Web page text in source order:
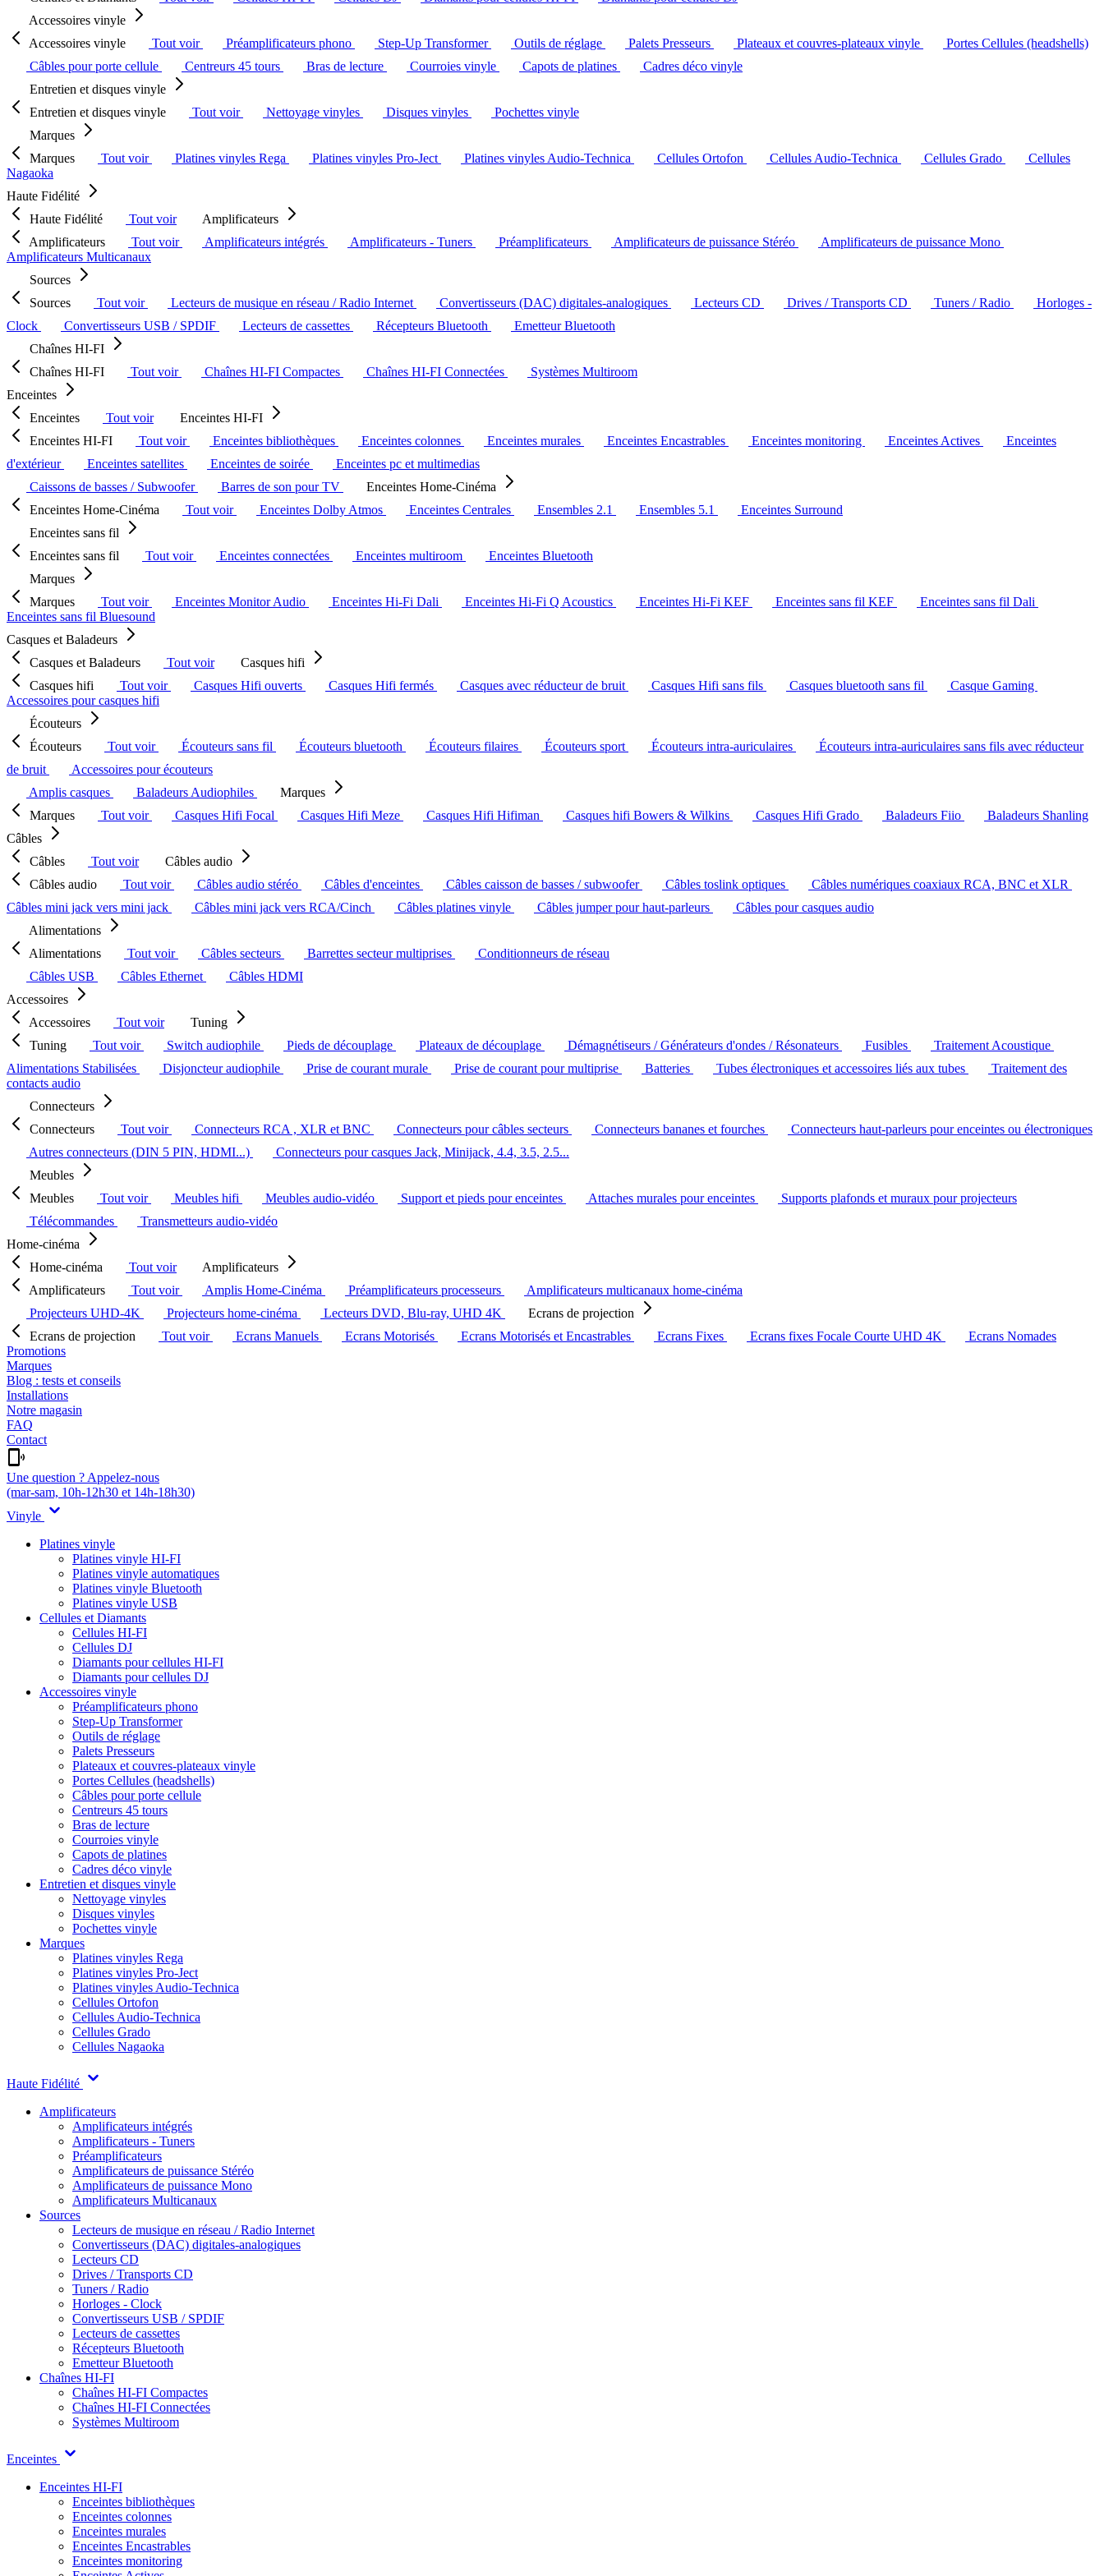
Accessoires vinyle
Accessoires vinyle
Tout voir Préamplificateurs phono Step-Up Transformer Outils de réglage Palets Presseurs Plateaux et couvres-plateaux vinyle
Portes Cellules (headshells)
Câbles pour porte cellule
Centreurs 45 tours Bras de lecture Courroies vinyle Capots de platines
Cadres déco vinyle
Entretien et disques vinyle
Entretien et disques vinyle
Tout voir Nettoyage vinyles Disques vinyles
Pochettes vinyle
Marques
Marques
Tout voir Platines vinyles Rega Platines vinyles Pro-Ject Platines vinyles Audio-Technica Cellules Ortofon Cellules Audio-Technica Cellules Grado
Cellules
Nagaoka
Haute Fidélité
Haute Fidélité
Tout voir
Amplificateurs
Amplificateurs
Tout voir Amplificateurs intégrés Amplificateurs - Tuners Préamplificateurs Amplificateurs de puissance Stéréo
Amplificateurs de puissance Mono
Amplificateurs Multicanaux
Sources
Sources
Tout voir Lecteurs de musique en réseau / Radio Internet Convertisseurs (DAC) digitales-analogiques Lecteurs CD Drives / Transports CD Tuners / Radio
Horloges -
Clock
Convertisseurs USB / SPDIF Lecteurs de cassettes Récepteurs Bluetooth
Emetteur Bluetooth
Chaînes HI-FI
Chaînes HI-FI
Tout voir Chaînes HI-FI Compactes Chaînes HI-FI Connectées
Systèmes Multiroom
Enceintes
Enceintes
Tout voir
Enceintes HI-FI
Enceintes HI-FI
Tout voir Enceintes bibliothèques Enceintes colonnes Enceintes murales Enceintes Encastrables Enceintes monitoring Enceintes Actives
Enceintes
d'extérieur
Enceintes satellites Enceintes de soirée
Enceintes pc et multimedias
Caissons de basses / Subwoofer
Barres de son pour TV
Enceintes Home-Cinéma
Enceintes Home-Cinéma
Tout voir Enceintes Dolby Atmos Enceintes Centrales Ensembles 2.1 Ensembles 5.1
Enceintes Surround
Enceintes sans fil
Enceintes sans fil
Tout voir Enceintes connectées Enceintes multiroom
Enceintes Bluetooth
Marques
Marques
Tout voir Enceintes Monitor Audio Enceintes Hi-Fi Dali Enceintes Hi-Fi Q Acoustics Enceintes Hi-Fi KEF Enceintes sans fil KEF
Enceintes sans fil Dali
Enceintes sans fil Bluesound
Casques et Baladeurs
Casques et Baladeurs
Tout voir
Casques hifi
Casques hifi
Tout voir Casques Hifi ouverts Casques Hifi fermés Casques avec réducteur de bruit Casques Hifi sans fils Casques bluetooth sans fil
Casque Gaming
Accessoires pour casques hifi
Écouteurs
Écouteurs
Tout voir Écouteurs sans fil Écouteurs bluetooth Écouteurs filaires Écouteurs sport Écouteurs intra-auriculaires
Écouteurs intra-auriculaires sans fils avec réducteur
de bruit
Accessoires pour écouteurs
Amplis casques
Baladeurs Audiophiles
Marques
Marques
Tout voir Casques Hifi Focal Casques Hifi Meze Casques Hifi Hifiman Casques hifi Bowers & Wilkins Casques Hifi Grado Baladeurs Fiio
Baladeurs Shanling
Câbles
Câbles
Tout voir
Câbles audio
Câbles audio
Tout voir Câbles audio stéréo Câbles d'enceintes Câbles caisson de basses / subwoofer Câbles toslink optiques
Câbles numériques coaxiaux RCA, BNC et XLR
Câbles mini jack vers mini jack
Câbles mini jack vers RCA/Cinch Câbles platines vinyle Câbles jumper pour haut-parleurs
Câbles pour casques audio
Alimentations
Alimentations
Tout voir Câbles secteurs Barrettes secteur multiprises
Conditionneurs de réseau
Câbles USB
Câbles Ethernet
Câbles HDMI
Accessoires
Accessoires
Tout voir
Tuning
Tuning
Tout voir Switch audiophile Pieds de découplage Plateaux de découplage Démagnétiseurs / Générateurs d'ondes / Résonateurs Fusibles
Traitement Acoustique
Alimentations Stabilisées
Disjoncteur audiophile Prise de courant murale Prise de courant pour multiprise Batteries Tubes électroniques et accessoires liés aux tubes
Traitement des
contacts audio
Connecteurs
Connecteurs
Tout voir Connecteurs RCA , XLR et BNC Connecteurs pour câbles secteurs Connecteurs bananes et fourches
Connecteurs haut-parleurs pour enceintes ou électroniques
Autres connecteurs (DIN 5 PIN, HDMI...)
Connecteurs pour casques Jack, Minijack, 4.4, 3.5, 2.5...
Meubles
Meubles
Tout voir Meubles hifi Meubles audio-vidéo Support et pieds pour enceintes Attaches murales pour enceintes
Supports plafonds et muraux pour projecteurs
Télécommandes
Transmetteurs audio-vidéo
Home-cinéma
Home-cinéma
Tout voir
Amplificateurs
Amplificateurs
Tout voir Amplis Home-Cinéma Préamplificateurs processeurs
Amplificateurs multicanaux home-cinéma
Projecteurs UHD-4K
Projecteurs home-cinéma Lecteurs DVD, Blu-ray, UHD 4K
Ecrans de projection
Ecrans de projection
Tout voir Ecrans Manuels Ecrans Motorisés Ecrans Motorisés et Encastrables Ecrans Fixes Ecrans fixes Focale Courte UHD 4K
Ecrans Nomades
Promotions
Marques
Blog : tests et conseils
Installations
Notre magasin
FAQ
Contact
Une question ? Appelez-nous
(mar-sam, 10h-12h30 et 14h-18h30)
Vinyle
Platines vinyle
Platines vinyle HI-FI
Platines vinyle automatiques
Platines vinyle Bluetooth
Platines vinyle USB
Cellules et Diamants
Cellules HI-FI
Cellules DJ
Diamants pour cellules HI-FI
Diamants pour cellules DJ
Accessoires vinyle
Préamplificateurs phono
Step-Up Transformer
Outils de réglage
Palets Presseurs
Plateaux et couvres-plateaux vinyle
Portes Cellules (headshells)
Câbles pour porte cellule
Centreurs 45 tours
Bras de lecture
Courroies vinyle
Capots de platines
Cadres déco vinyle
Entretien et disques vinyle
Nettoyage vinyles
Disques vinyles
Pochettes vinyle
Marques
Platines vinyles Rega
Platines vinyles Pro-Ject
Platines vinyles Audio-Technica
Cellules Ortofon
Cellules Audio-Technica
Cellules Grado
Cellules Nagaoka
Haute Fidélité
Amplificateurs
Amplificateurs intégrés
Amplificateurs - Tuners
Préamplificateurs
Amplificateurs de puissance Stéréo
Amplificateurs de puissance Mono
Amplificateurs Multicanaux
Sources
Lecteurs de musique en réseau / Radio Internet
Convertisseurs (DAC) digitales-analogiques
Lecteurs CD
Drives / Transports CD
Tuners / Radio
Horloges - Clock
Convertisseurs USB / SPDIF
Lecteurs de cassettes
Récepteurs Bluetooth
Emetteur Bluetooth
Chaînes HI-FI
Chaînes HI-FI Compactes
Chaînes HI-FI Connectées
Systèmes Multiroom
Enceintes
Enceintes HI-FI
Enceintes bibliothèques
Enceintes colonnes
Enceintes murales
Enceintes Encastrables
Enceintes monitoring